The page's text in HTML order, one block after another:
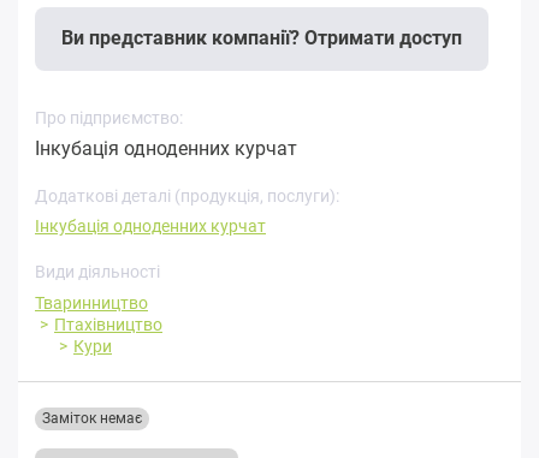
Ви представник компанії? Отримати доступ
Про підприємство:
Інкубація одноденних курчат
Додаткові деталі (продукція, послуги):
Інкубація одноденних курчат
Види діяльності
Тваринництво
Птахівництво
Кури
Заміток немає